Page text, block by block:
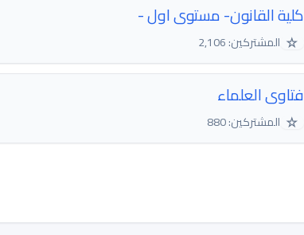
كلية القانون- مستوى اول -
☆ المشتركين: 2,106
فتاوى العلماء
☆ المشتركين: 880